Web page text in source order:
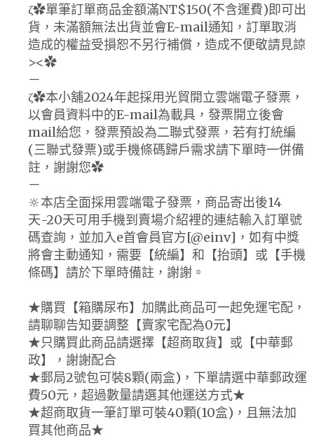
ζ✿單筆訂單商品金額滿NT$150(不含運費)即可出
貨，未滿額無法出貨並會E-mail通知，訂單取消
造成的權益受損恕不另行補償，造成不便敬請見諒
><✿
－
ζ✿本小舖2024年起採用光貿開立雲端電子發票，
以會員資料中的E-mail為載具，發票開立後會
mail給您，發票預設為二聯式發票，若有打統編
(三聯式發票)或手機條碼歸戶需求請下單時一併備
註，謝謝您✿
－
🔆本店全面採用雲端電子發票，商品寄出後14
天-20天可用手機到賣場介紹裡的連結輸入訂單號
碼查詢，並加入e首會員官方[@einv]，如有中獎
將會主動通知，需要【統編】和【抬頭】或【手機
條碼】請於下單時備註，謝謝。
★購買【箱購尿布】加購此商品可一起免運宅配，
請聊聊告知要調整【賣家宅配為0元】
★只購買此商品請選擇【超商取貨】或【中華郵
政】，謝謝配合
★郵局2號包可裝8顆(兩盒)，下單請選中華郵政運
費50元，超過數量請選其他運送方式★
★超商取貨一筆訂單可裝40顆(10盒)，且無法加
買其他商品★